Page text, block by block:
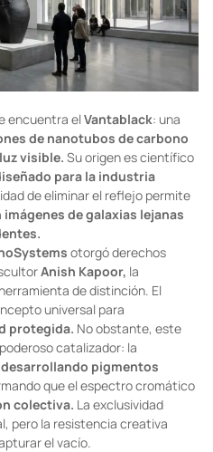
encuentra elVantablack: una
de nanotubos de carbono
visible. Su origen es científico
para la industria
de eliminar el reflejo permite
de galaxias lejanas
otorgó derechos
Anish Kapoor, la
de distinción. El
universal para
protegida. No obstante, este
catalizador: la
desarrollando pigmentos
que el espectro cromático
colectiva. La exclusividad
pero la resistencia creativa
el vacío.